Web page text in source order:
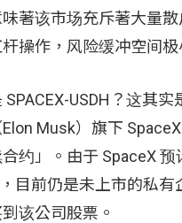
著该市场充斥著大量
操作，风险缓冲空间极
USDH？这其实
Musk）旗下
合约」。由于 SpaceX
目前仍是未上市的私有
该公司股票。